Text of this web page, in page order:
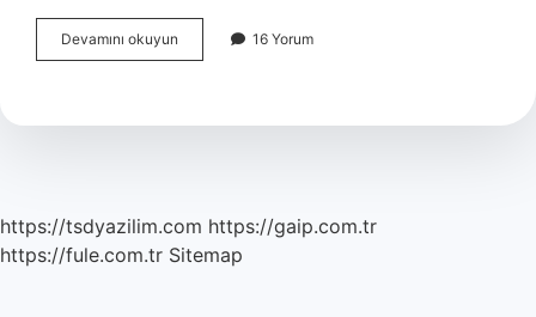
Devamını okuyun
Harp
kimdir
16 Yorum
https://tsdyazilim.com https://gaip.com.tr
https://fule.com.tr Sitemap